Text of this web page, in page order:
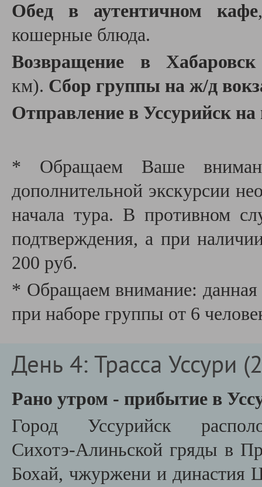
Обед в аутентичном кафе
кошерные блюда.
Возвращение в
км). Сбор группы на ж/д
Отправление в Уссурийск на
* Обращаем Ваше
дополнительной экскурсии
начала тура. В противном
подтверждения, а при
200 руб.
* Обращаем внимание: данная
при наборе группы от 6
День 4: Трасса Уссури
Рано утром - прибытие в
Город Уссурийск
Сихотэ‑Алиньской гряды в
Бохай, чжуржени и династия